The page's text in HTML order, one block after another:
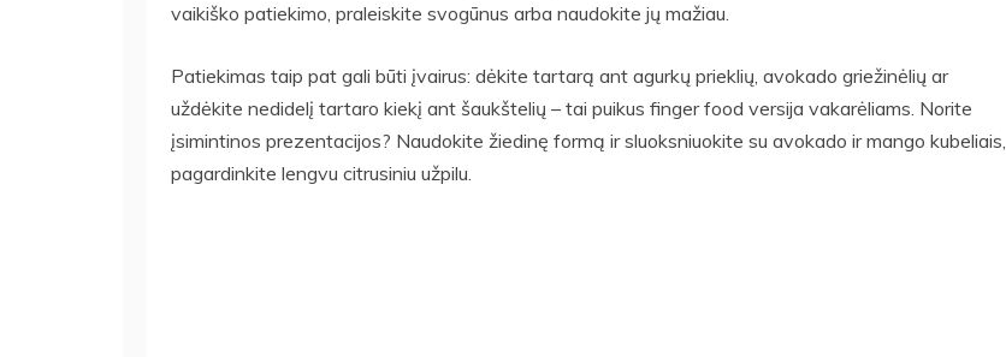
vaikiško patiekimo, praleiskite svogūnus arba naudokite jų mažiau.
Patiekimas taip pat gali būti įvairus: dėkite tartarą ant agurkų prieklių, avokado griežinėlių ar
uždėkite nedidelį tartaro kiekį ant šaukštelių – tai puikus finger food versija vakarėliams. Norite
įsimintinos prezentacijos? Naudokite žiedinę formą ir sluoksniuokite su avokado ir mango kubeliais,
pagardinkite lengvu citrusiniu užpilu.